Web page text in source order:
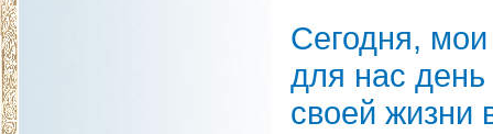
Сегодня,
для нас
своей жизни